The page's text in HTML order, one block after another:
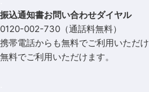
振込通知書お問い合わせダイヤル
0120-002-730（通話料無料）
携帯電話からも無料でご利用いただ
無料でご利用いただけます。